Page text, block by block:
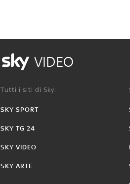
VIDEO
Tutti i siti di Sky:
SKY SPORT
SKY TG 24
SKY VIDEO
SKY ARTE